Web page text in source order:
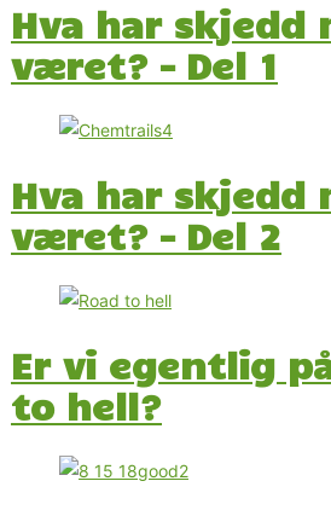
Hva har skjedd
været? – Del 1
Hva har skjedd
været? – Del 2
Er vi egentlig
to hell?